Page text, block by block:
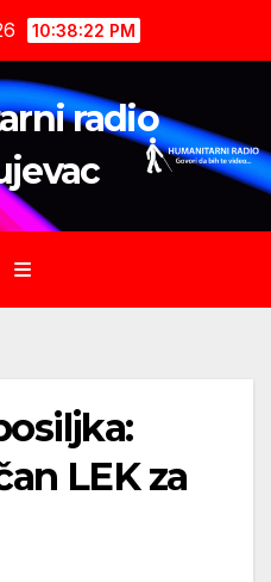
10:38:23 PM
radio
LEK za